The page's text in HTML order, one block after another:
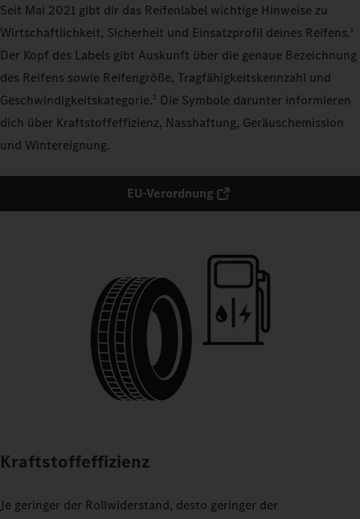
Seit Mai 2021 gibt dir das Reifenlabel wichtige Hinweise zu
Wirtschaftlichkeit, Sicherheit und Einsatzprofil deines Reifens.1
Der Kopf des Labels gibt Auskunft über die genaue Bezeichnung
des Reifens sowie Reifengröße, Tragfähigkeitskennzahl und
Geschwindigkeitskategorie.2 Die Symbole darunter informieren
dich über Kraftstoffeffizienz, Nasshaftung, Geräuschemission
und Wintereignung.
EU-Verordnung
Kraftstoffeffizienz
Je geringer der Rollwiderstand, desto geringer der